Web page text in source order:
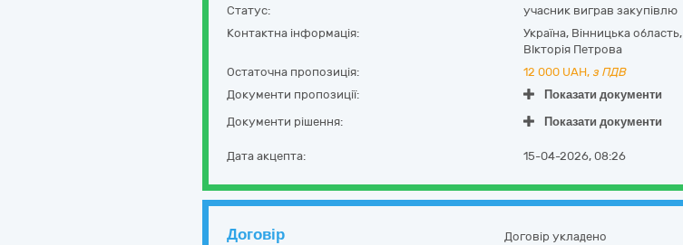
Статус:
учасник виграв закупівлю
Контактна інформація:
Україна, Вінницька область,
ВІкторія Петрова
Остаточна пропозиція:
12 000 UAH, з ПДВ
Документи пропозиції:
Показати документи
Документи рішення:
Показати документи
Дата акцепта: 15-04-2026, 08:26
Договір Договір укладено